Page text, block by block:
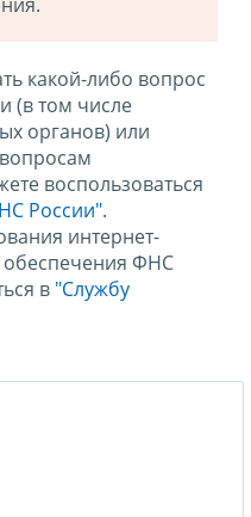
какой-либо вопрос
(в том числе
органов) или
воспользоваться
России".
интернет-
обеспечения ФНС
в "Службу